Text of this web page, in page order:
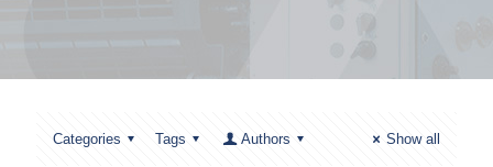
Categories Tags Authors Show all